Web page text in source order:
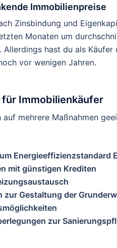
Immobilienpreise
Zinsbindung und
Monaten um
Allerdings hast du als
vor wenigen Jahren.
Immobilienkäufer
mehrere Maßnahmen
Energieeffizienzstandard
mit günstigen Krediten
zur Gestaltung der
zur